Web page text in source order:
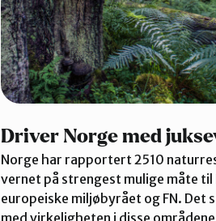
Driver Norge med
Norge har rapportert 2510
vernet på strengest mulige måte til
europeiske miljøbyrået og FN. Det
med virkeligheten i disse